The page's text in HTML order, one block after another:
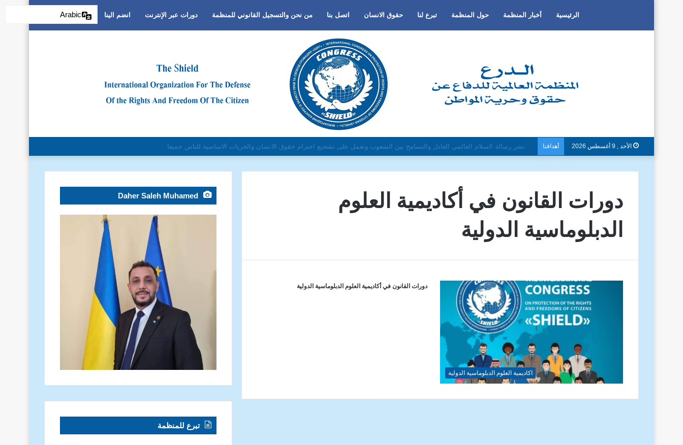
الرئيسية أخبار المنظمة حول المنظمة تبرع لنا حقوق الانسان اتصل بنا من نحن والتسجيل القانوني للمنظمة دورات عبر الإنترنت انضم الينا
الأحد , 9 أغسطس 2026 أهدافنا دون تمييز بسبب العرق او الجنس أو اللغة أو الدين وتفعيل لغة الحوار والتعايش السلمي ونبذ العنف والتطرف والتمييز العنصري
دورات القانون في أكاديمية العلوم
الدبلوماسية الدولية
اكاديمية العلوم الدبلوماسية الدولية
دورات القانون في أكاديمية العلوم الدبلوماسية الدولية
Daher Saleh Muhamed
تبرع للمنظمة
Arabic